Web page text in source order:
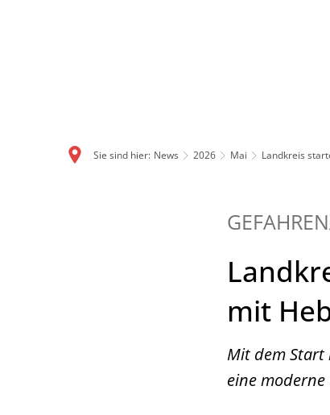
Sie sind hier: News 2026 Mai Landkreis
mit
Mit dem Start
eine